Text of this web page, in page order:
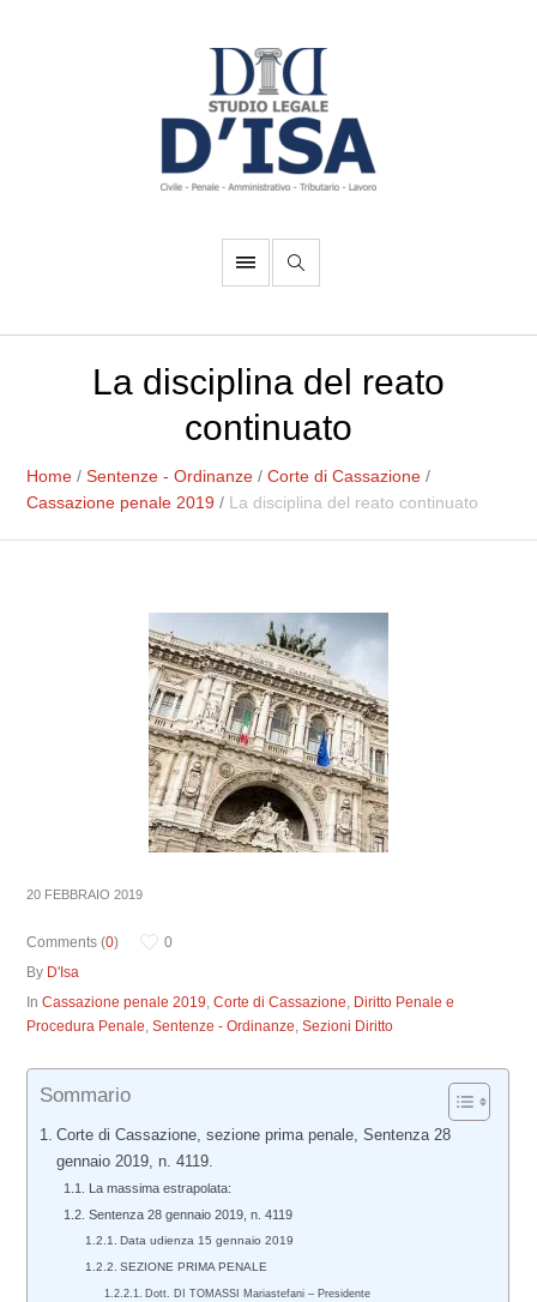
La disciplina del reato
continuato
Home /Sentenze - Ordinanze /Corte di Cassazione /
Cassazione penale 2019 / La disciplina del reato continuato
20 FEBBRAIO 2019
Comments (0)
0
By D'Isa
InCassazione penale 2019,Corte di Cassazione, Diritto Penale e
Procedura Penale,Sentenze - Ordinanze,Sezioni Diritto
Sommario
Corte di Cassazione, sezione prima penale, Sentenza 28
gennaio 2019, n. 4119.
La massima estrapolata:
Sentenza 28 gennaio 2019, n. 4119
Data udienza 15 gennaio 2019
SEZIONE PRIMA PENALE
Dott. DI TOMASSI Mariastefani – Presidente